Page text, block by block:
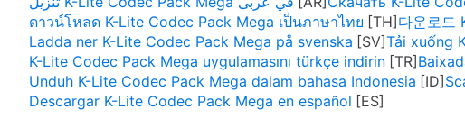
ดาวน์โหลด K-Lite Codec Pack Mega เป็นภาษาไทย
다운로드
Ladda ner K-Lite Codec Pack Mega på svenska
Tải xuống
K-Lite Codec Pack Mega uygulamasını türkçe indirin
Unduh K-Lite Codec Pack Mega dalam bahasa Indonesia
Descargar K-Lite Codec Pack Mega en español